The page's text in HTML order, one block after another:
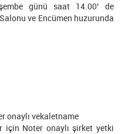
günü saat 14.00’ de
ve Encümen huzurunda
onaylı vekaletname
Noter onaylı şirket yetki